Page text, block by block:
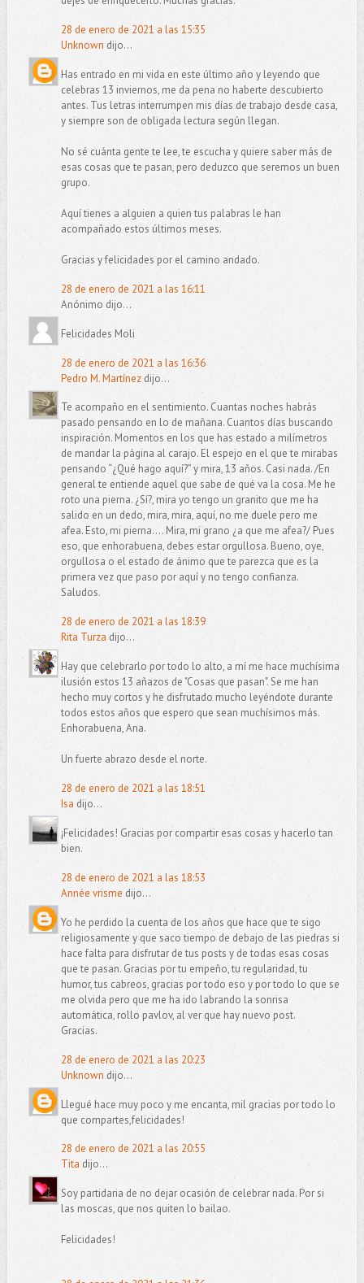
28 de enero de 2021 a las 15:35
Unknown dijo...
Has entrado en mi vida en este último año y leyendo que
celebras 13 inviernos, me da pena no haberte descubierto
antes. Tus letras interrumpen mis días de trabajo desde casa,
y siempre son de obligada lectura según llegan.
No sé cuánta gente te lee, te escucha y quiere saber más de
esas cosas que te pasan, pero deduzco que seremos un buen
grupo.
Aquí tienes a alguien a quien tus palabras le han
acompañado estos últimos meses.
Gracias y felicidades por el camino andado.
28 de enero de 2021 a las 16:11
Anónimo dijo...
Felicidades Moli
28 de enero de 2021 a las 16:36
Pedro M. Martínezdijo...
Te acompaño en el sentimiento. Cuantas noches habrás
pasado pensando en lo de mañana. Cuantos días buscando
inspiración. Momentos en los que has estado a milímetros
de mandar la página al carajo. El espejo en el que te mirabas
pensando “¿Qué hago aquí?” y mira, 13 años. Casi nada. /En
general te entiende aquel que sabe de qué va la cosa. Me he
roto una pierna. ¿Sí?, mira yo tengo un granito que me ha
salido en un dedo, mira, mira, aquí, no me duele pero me
afea. Esto, mi pierna…. Mira, mi grano ¿a que me afea?/ Pues
eso, que enhorabuena, debes estar orgullosa. Bueno, oye,
orgullosa o el estado de ánimo que te parezca que es la
primera vez que paso por aquí y no tengo confianza.
Saludos.
28 de enero de 2021 a las 18:39
Rita Turza dijo...
Hay que celebrarlo por todo lo alto, a mí me hace muchísima
ilusión estos 13 añazos de "Cosas que pasan". Se me han
hecho muy cortos y he disfrutado mucho leyéndote durante
todos estos años que espero que sean muchísimos más.
Enhorabuena, Ana.
Un fuerte abrazo desde el norte.
28 de enero de 2021 a las 18:51
Isa dijo...
¡Felicidades! Gracias por compartir esas cosas y hacerlo tan
bien.
28 de enero de 2021 a las 18:53
Année vrisme dijo...
Yo he perdido la cuenta de los años que hace que te sigo
religiosamente y que saco tiempo de debajo de las piedras si
hace falta para disfrutar de tus posts y de todas esas cosas
que te pasan. Gracias por tu empeño, tu regularidad, tu
humor, tus cabreos, gracias por todo eso y por todo lo que se
me olvida pero que me ha ido labrando la sonrisa
automática, rollo pavlov, al ver que hay nuevo post.
Gracias.
28 de enero de 2021 a las 20:23
Unknown dijo...
Llegué hace muy poco y me encanta, mil gracias por todo lo
que compartes,felicidades!
28 de enero de 2021 a las 20:55
Tita dijo...
Soy partidaria de no dejar ocasión de celebrar nada. Por si
las moscas, que nos quiten lo bailao.
Felicidades!